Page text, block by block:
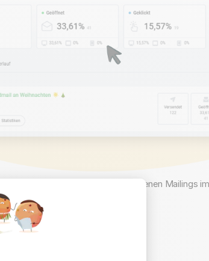
in Ihrer Automationsreihe enthaltenen Mailings
ReiterVerlauf
an, was sich hier verbirgt: